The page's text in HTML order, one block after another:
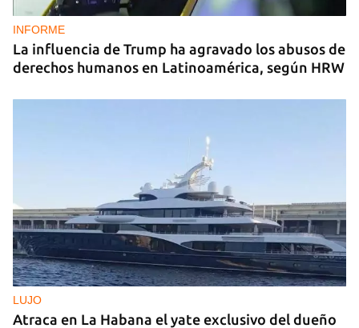
INFORME
La influencia de Trump ha agravado los abusos de
derechos humanos en Latinoamérica, según HRW
LUJO
Atraca en La Habana el yate exclusivo del dueño